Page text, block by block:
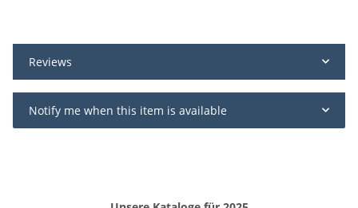
Reviews
Notify me when this item is available